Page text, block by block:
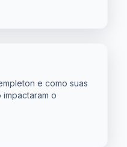
e como suas
o